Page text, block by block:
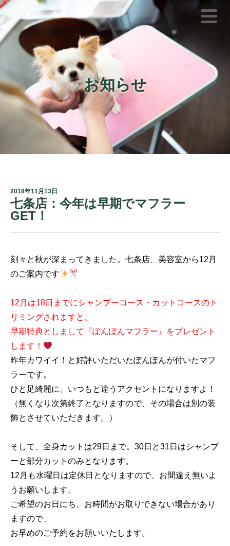
お知らせ
2018年11月13日
七条店：今年は早期でマフラー
GET！
刻々と秋が深まってきました。七条店、美容室から12月
のご案内です
12月は18日までにシャンプーコース・カットコースのト
リミングされますと、
早期特典としまして『ぽんぽんマフラー』をプレゼント
します！
昨年カワイイ！と好評いただいたぽんぽんが付いたマフ
ラーです。
ひと足綺麗に、いつもと違うアクセントになりますよ！
（無くなり次第終了となりますので、その場合は別の装
飾とさせていただきます。）
そして、全身カットは29日まで。30日と31日はシャンプ
ーと部分カットのみとなります。
12月も水曜日は定休日となりますので、お間違え無いよ
うお願いします。
ご希望のお日にち、お時間がお取りできない場合があり
ますので、
お早めのご予約をお願いいたします。